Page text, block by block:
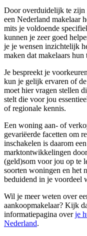
Door overduidelijk te zijn
een Nederland makelaar
mits je voldoende
kunnen je zeer goed
je je wensen inzichtelijk
maken dat makelaars
Je bespreekt je
kun je gelijk ervaren of
moet hier vragen stellen
stelt die voor jou
of regionale kennis.
Een woning aan- of
gevariëerde facetten om
inschakelen is daarom
marktontwikkelingen
(geld)som voor jou op te
soorten woningen en het
beduidend in je voordeel
Wil je meer weten over
aankoopmakelaar? Kijk
informatiepagina overje
Nederland.